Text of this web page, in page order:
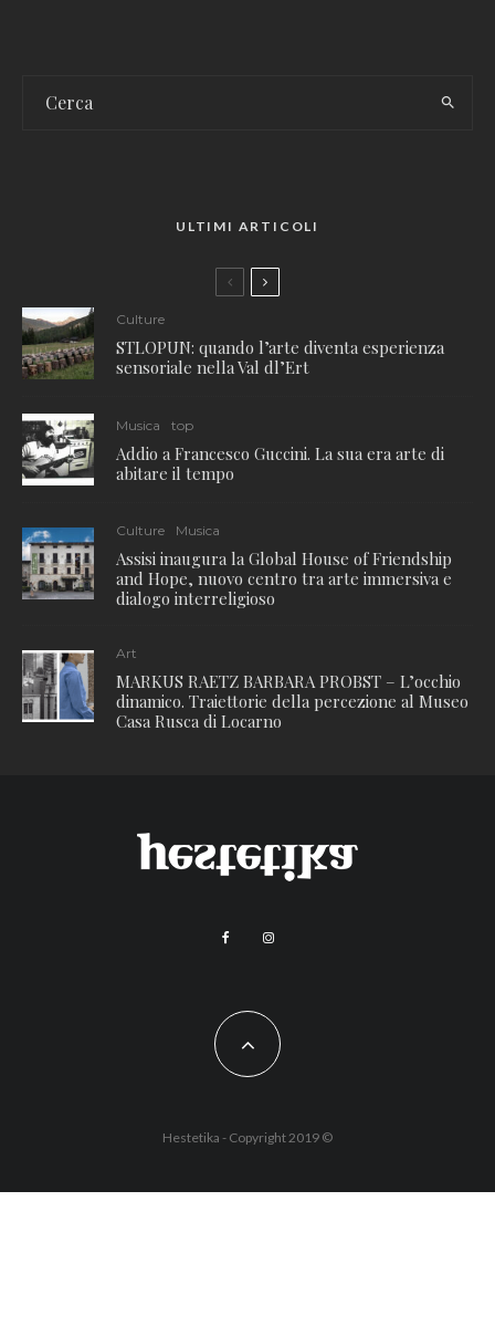
ULTIMI ARTICOLI
Culture
STLOPUN: quando l’arte diventa esperienza
sensoriale nella Val dl’Ert
Musica top
Addio a Francesco Guccini. La sua era arte di
abitare il tempo
Culture Musica
Assisi inaugura la Global House of Friendship
and Hope, nuovo centro tra arte immersiva e
dialogo interreligioso
Art
MARKUS RAETZ BARBARA PROBST – L’occhio
dinamico. Traiettorie della percezione al Museo
Casa Rusca di Locarno
Hestetika - Copyright 2019 ©